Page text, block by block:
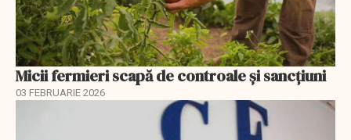
Micii fermieri scapă de controale și sancțiuni
03 FEBRUARIE 2026